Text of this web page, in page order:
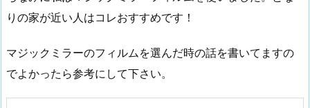
りの家が近い人はコレおすすめです！
マジックミラーのフィルムを選んだ時の話を書いてますの
でよかったら参考にして下さい。